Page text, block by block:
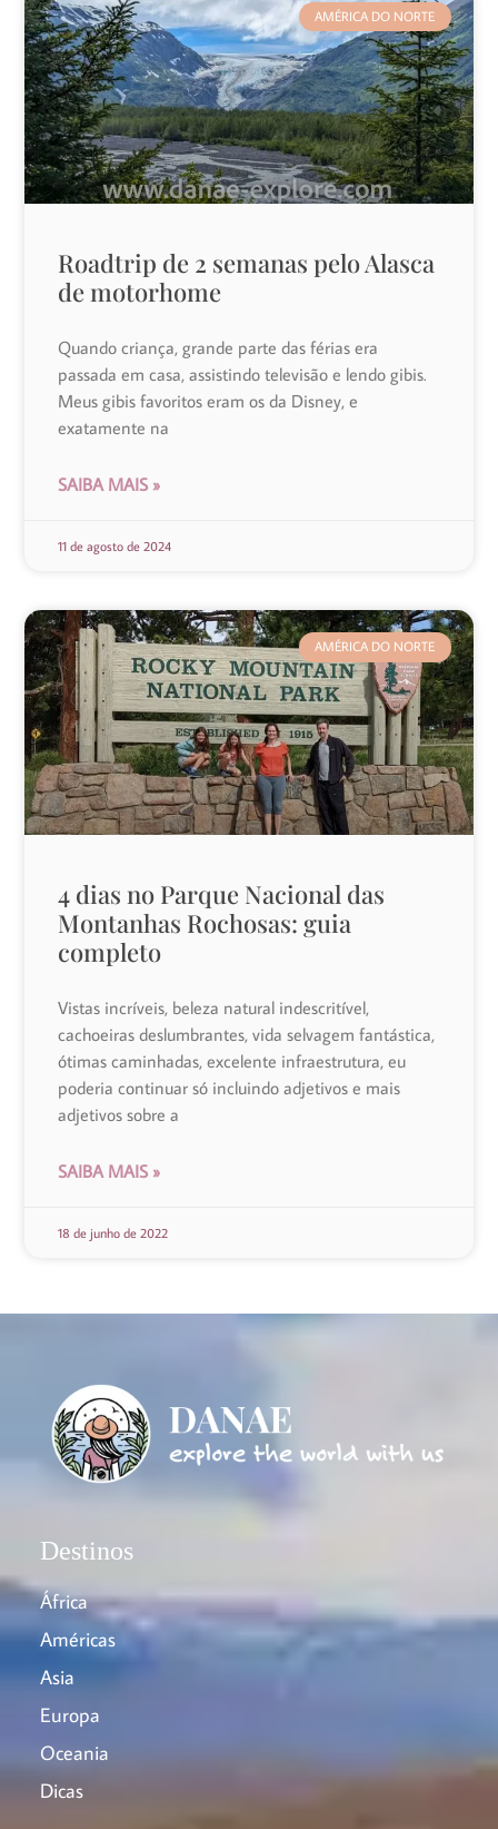
AMÉRICA DO NORTE
Roadtrip de 2 semanas pelo Alasca
de motorhome
Quando criança, grande parte das férias era
passada em casa, assistindo televisão e lendo gibis.
Meus gibis favoritos eram os da Disney, e
exatamente na
SAIBA MAIS »
11 de agosto de 2024
AMÉRICA DO NORTE
4 dias no Parque Nacional das
Montanhas Rochosas: guia
completo
Vistas incríveis, beleza natural indescritível,
cachoeiras deslumbrantes, vida selvagem fantástica,
ótimas caminhadas, excelente infraestrutura, eu
poderia continuar só incluindo adjetivos e mais
adjetivos sobre a
SAIBA MAIS »
18 de junho de 2022
Destinos
África
Américas
Asia
Europa
Oceania
Dicas